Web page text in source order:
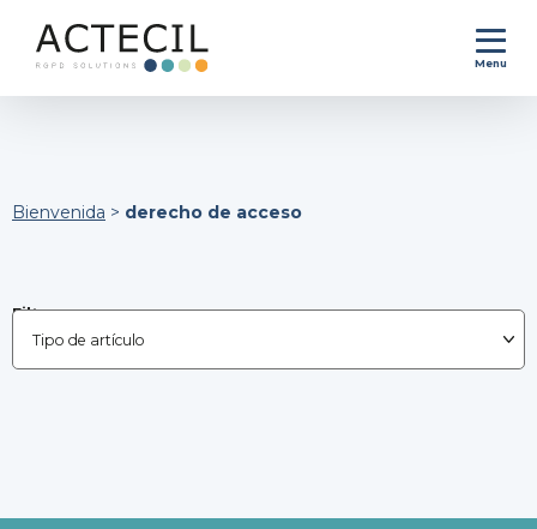
Menu
Bienvenida > derecho de acceso
Filtrar por :